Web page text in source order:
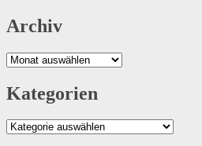
Archiv
Archiv
Kategorien
Kategorien